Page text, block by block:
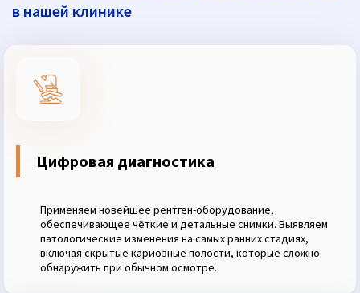
в нашей клинике
Цифровая диагностика
Применяем новейшее рентген-оборудование,
обеспечивающее чёткие и детальные снимки. Выявляем
патологические изменения на самых ранних стадиях,
включая скрытые кариозные полости, которые сложно
обнаружить при обычном осмотре.